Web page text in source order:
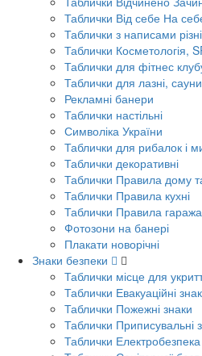
Таблички Від себе На
Таблички з написами різні
Таблички Косметологія,
Таблички для фітнес
Таблички для лазні,
Рекламні банери
Таблички настільні
Символіка України
Таблички для рибалок і
Таблички декоративні
Таблички Правила дому та
Таблички Правила кухні
Таблички Правила гаража
Фотозони на банері
Плакати новорічні
Знаки безпеки
Таблички місце для
Таблички Евакуаційні
Таблички Пожежні знаки
Таблички Приписувальні
Таблички